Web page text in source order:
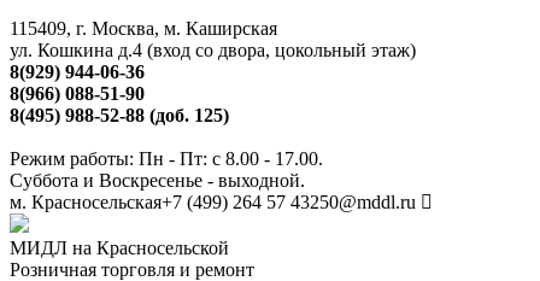
115409, г. Москва, м. Каширская
ул. Кошкина д.4 (вход со двора, цокольный этаж)
8(929) 944-06-36
8(966) 088-51-90
8(495) 988-52-88 (доб. 125)
Режим работы: Пн - Пт: с 8.00 - 17.00.
Суббота и Воскресенье - выходной.
м. Красносельская+7 (499) 264 57 43250@mddl.ru
МИДЛ на Красносельской
Розничная торговля и ремонт